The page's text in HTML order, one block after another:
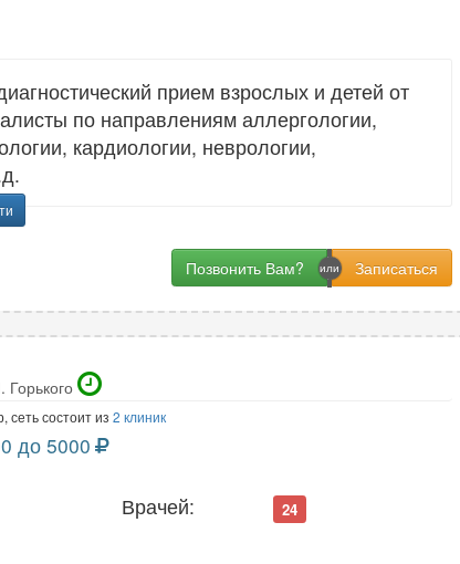
прием взрослых и детей от
по направлениям аллергологии,
кардиологии, неврологии,
Позвонить Вам?
Горького
состоит из 2 клиник
до 5000
Врачей: 24